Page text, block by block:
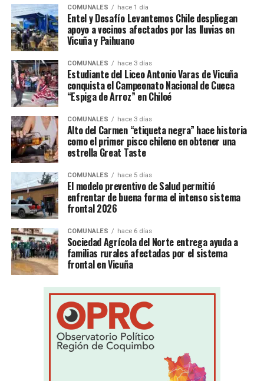
COMUNALES hace 1 día
Entel y Desafío Levantemos Chile despliegan
apoyo a vecinos afectados por las lluvias en
Vicuña y Paihuano
COMUNALES hace 3 días
Estudiante del Liceo Antonio Varas de Vicuña
conquista el Campeonato Nacional de Cueca
“Espiga de Arroz” en Chiloé
COMUNALES hace 3 días
Alto del Carmen “etiqueta negra” hace historia
como el primer pisco chileno en obtener una
estrella Great Taste
COMUNALES hace 5 días
El modelo preventivo de Salud permitió
enfrentar de buena forma el intenso sistema
frontal 2026
COMUNALES hace 6 días
Sociedad Agrícola del Norte entrega ayuda a
familias rurales afectadas por el sistema
frontal en Vicuña